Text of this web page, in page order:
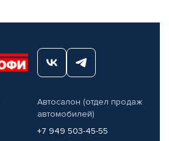
Автосалон (отдел продаж
автомобилей)
+7 949 503-45-55